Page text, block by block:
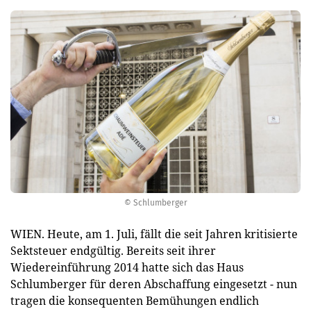
© Schlumberger
WIEN. Heute, am 1. Juli, fällt die seit Jahren kritisierte
Sektsteuer endgültig. Bereits seit ihrer
Wiedereinführung 2014 hatte sich das Haus
Schlumberger für deren Abschaffung eingesetzt - nun
tragen die konsequenten Bemühungen endlich